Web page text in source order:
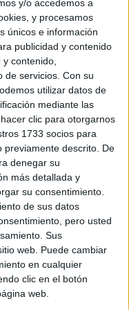
y/o accedemos a
y procesamos
únicos e información
publicidad y contenido
y contenido,
de servicios. Con su
utilizar datos de
mediante las
clic para otorgarnos
1733 socios para
previamente descrito. De
denegar su
más detallada y
su consentimiento.
de sus datos
pero usted
Sus
web. Puede cambiar
en cualquier
clic en el botón
web.
politecnica, q diferencia
cogerian en estas en
la politecnica aparte del
puedes especializar en
si no lo cambian a
aplicar el titulo d inef a
campamento, k mas
el caso en ke sea solo
aces deporte no ay
|Anúnciate